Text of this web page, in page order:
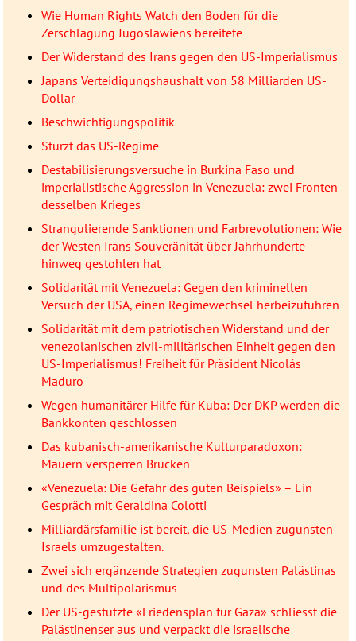
Wie Human Rights Watch den Boden für die
Zerschlagung Jugoslawiens bereitete
Der Widerstand des Irans gegen den US-Imperialismus
Japans Verteidigungshaushalt von 58 Milliarden US-
Dollar
Beschwichtigungspolitik
Stürzt das US-Regime
Destabilisierungsversuche in Burkina Faso und
imperialistische Aggression in Venezuela: zwei Fronten
desselben Krieges
Strangulierende Sanktionen und Farbrevolutionen: Wie
der Westen Irans Souveränität über Jahrhunderte
hinweg gestohlen hat
Solidarität mit Venezuela: Gegen den kriminellen
Versuch der USA, einen Regimewechsel herbeizuführen
Solidarität mit dem patriotischen Widerstand und der
venezolanischen zivil-militärischen Einheit gegen den
US-Imperialismus! Freiheit für Präsident Nicolás
Maduro
Wegen humanitärer Hilfe für Kuba: Der DKP werden die
Bankkonten geschlossen
Das kubanisch-amerikanische Kulturparadoxon:
Mauern versperren Brücken
«Venezuela: Die Gefahr des guten Beispiels» – Ein
Gespräch mit Geraldina Colotti
Milliardärsfamilie ist bereit, die US-Medien zugunsten
Israels umzugestalten.
Zwei sich ergänzende Strategien zugunsten Palästinas
und des Multipolarismus
Der US-gestützte «Friedensplan für Gaza» schliesst die
Palästinenser aus und verpackt die israelische